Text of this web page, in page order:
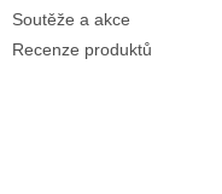
Soutěže a akce
Recenze produktů